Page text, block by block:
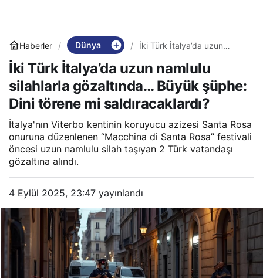
Haberler Dünya
İki Türk İtalya’da uzun
gözaltında… Büyük şüphe:
Dini törene mi
saldıracaklardı?
İki Türk İtalya’da uzun namlulu
silahlarla gözaltında… Büyük şüphe:
Dini törene mi saldıracaklardı?
İtalya'nın Viterbo kentinin koruyucu azizesi Santa Rosa
onuruna düzenlenen “Macchina di Santa Rosa” festivali
öncesi uzun namlulu silah taşıyan 2 Türk vatandaşı
gözaltına alındı.
4 Eylül 2025, 23:47 yayınlandı